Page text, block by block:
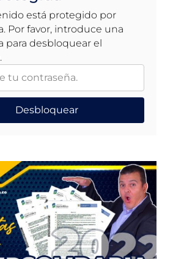
está protegido por
Por favor, introduce una
para desbloquear el
Desbloquear